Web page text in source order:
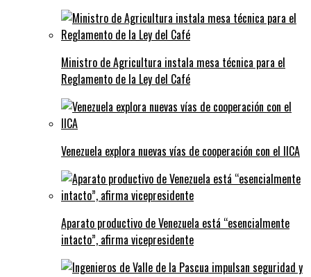
Ministro de Agricultura instala mesa técnica para el
Reglamento de la Ley del Café
Venezuela explora nuevas vías de cooperación con el IICA
Aparato productivo de Venezuela está “esencialmente
intacto”, afirma vicepresidente